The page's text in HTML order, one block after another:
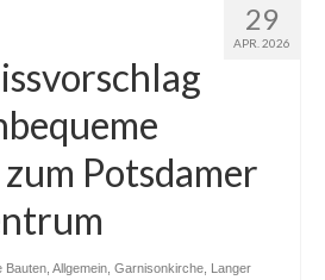
29
APR. 2026
Potsdamer
Bauten Allgemein Garnisonkirche Langer